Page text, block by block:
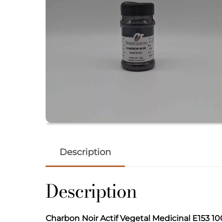
Description
Description
Charbon Noir Actif Vegetal Medicinal E153